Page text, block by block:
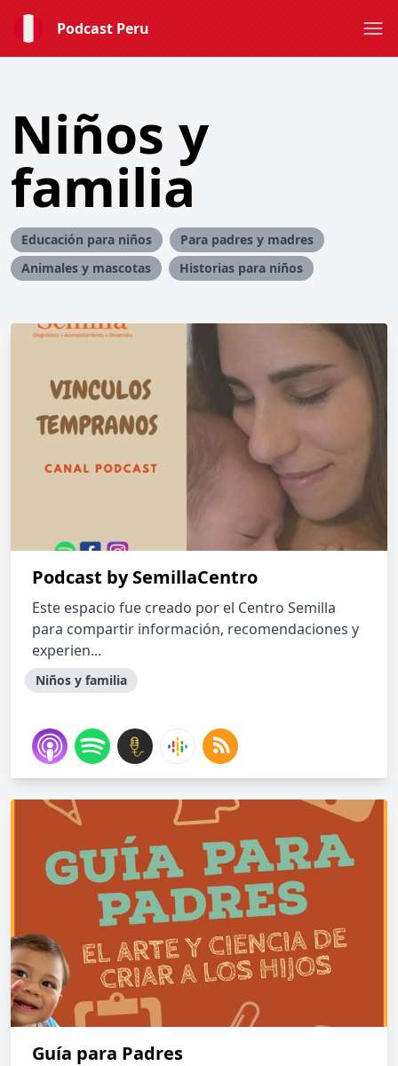
Podcast Peru
Niños y
familia
Educación para niños
Para padres y madres
Animales y mascotas
Historias para niños
Podcast by SemillaCentro
Este espacio fue creado por el Centro Semilla
para compartir información, recomendaciones y
experien...
Niños y familia
Guía para Padres